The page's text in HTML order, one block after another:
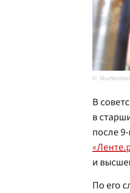
В
в
после
и
По его